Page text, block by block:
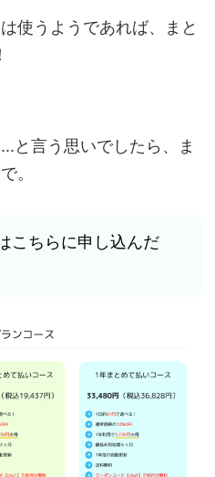
使うようであれば、まと
と言う思いでしたら、ま
。
こちらに申し込んだ